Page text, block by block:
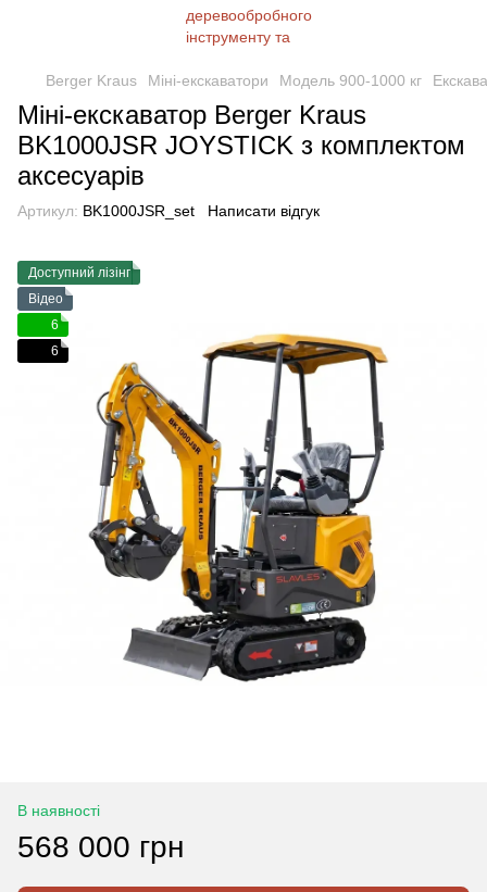
Berger Kraus Міні-екскаватори Модель 900-1000 кг
Міні-екскаватор Berger Kraus
BK1000JSR JOYSTICK з комплектом
аксесуарів
Артикул: BK1000JSR_set Написати відгук
Доступний лізінг
Відео
6
6
В наявності
568 000 грн